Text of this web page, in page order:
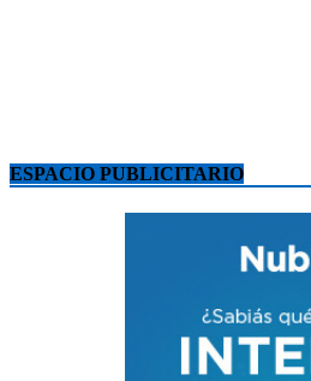
ESPACIO PUBLICITARIO